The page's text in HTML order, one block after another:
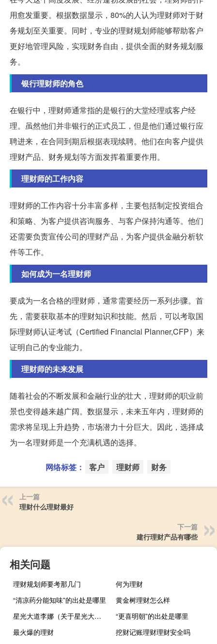
用愈发重要。根据数据显示，80%的人认为理财师对于财
务规划至关重要。同时，专业的理财规划师能够帮助客户
更好地管理风险，实现财务自由，提供全面的财务规划服
务。
银行理财师的角色
在银行中，理财师通常指的是银行的大堂经理或客户经
理。虽然他们并非银行的正式员工，但是他们通过银行应
聘进来，在合同到期后根据表现续聘。他们在向客户提供
理财产品、财务规划等方面发挥着重要作用。
理财师的工作内容
理财师的工作内容十分丰富多样，主要包括制定投资组合
和策略、为客户提供咨询服务、与客户保持沟通等。他们
还需要负责宣传公司的理财产品，为客户提供金融分析软
件等工作。
如何成为一名理财师
要成为一名合格的理财师，通常需要经历一系列步骤。首
先，需要获取基本的理财知识和技能。然后，可以考取国
际理财师认证考试（Certified Financial Planner,CFP）来
证明自己的专业能力。
理财师的未来发展
随着社会的不断发展和金融行业的壮大，理财师的职业前
景也变得越来越广阔。数据显示，未来五年内，理财师的
需求将呈现上升趋势，市场潜力十分巨大。因此，选择成
为一名理财师是一个充满机遇的选择。
网络标签： 客户 理财师 财务
上一篇
理财什么理财最好
下一篇
建行理财产品有哪些
相关问题
理财规划师要考那几门
何为理财
“清凉药分能知味”的出处是哪里
黄金树理财怎么样
星光大道李娜（关于星光大道李娜的介绍）
“更喜明朝”的出处是哪里
最火爆的理财
挖财记账理财理财安全吗